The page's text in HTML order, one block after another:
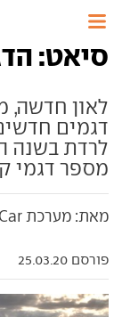
סיאט:
דגמים
לרדת בשנה
מספר דגמי
מאת: מערכת iCar
פורסם 25.03.20